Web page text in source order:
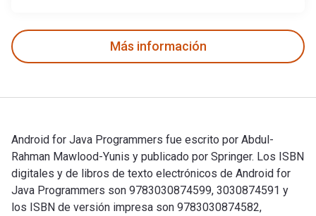
Más información
Android for Java Programmers fue escrito por Abdul-
Rahman Mawlood-Yunis y publicado por Springer. Los ISBN
digitales y de libros de texto electrónicos de Android for
Java Programmers son 9783030874599, 3030874591 y
los ISBN de versión impresa son 9783030874582,